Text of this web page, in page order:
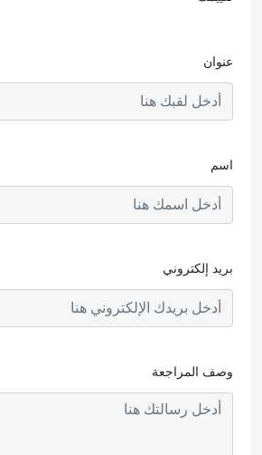
عنوان
اسم
بريد إلكتروني
وصف المراجعة